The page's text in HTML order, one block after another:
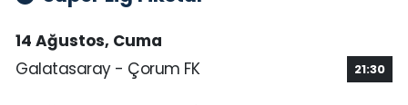
14 Ağustos, Cuma
Galatasaray - Çorum FK
21:30